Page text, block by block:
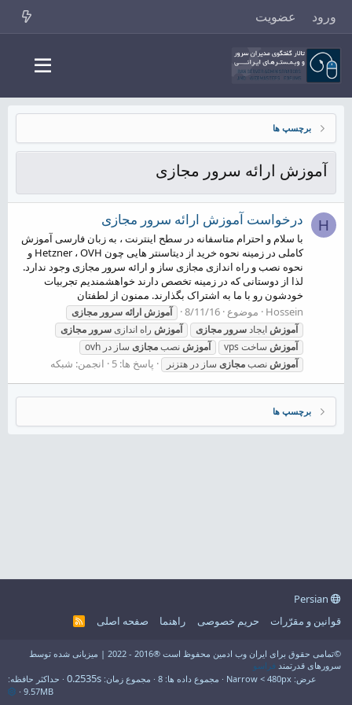
ورود عضویت
برچسپ ها
آموزش ارائه سرور مجازی
H درخواست آموزش ارائه سرور مجازی
با سلام و احترام متاسفانه در سطح اینترنت ، به زبان فارسی آموزش
کاملی در زمینه نحوه خرید از دیتاسنتر هایی چون Hetzner ، OVH و
نحوه نصب و راه اندازی مجازی ساز و ارائه سرور مجازی وجود ندارد.
لذا از دوستانی که در زمینه تخصص دارند خواهشمندیم تجربیات
خودشون رو با ما به اشتراک بگذارند. ممنون از لطفتان
Hossein
موضوع 8/11/16 آموزشارائه سرور مجازی
آموزشایجادسرور مجازی آموزش راه اندازیسرور مجازی
آموزش ساخت vps آموزشنصبمجازی ساز در ovh
آموزشنصبمجازی ساز در هتزنر پاسخ ها: 5 انجمن: شبکه
برچسپ ها
قوانین و مقرّرات
حریم خصوصی راهنما صفحه اصلی
R
©تمامی حقوق برای ایران وب ادمین محفوظ است ®2016 - 2022 | میزبانی شده توسط
سرورهای قدرتمند فراسو
عرض
مجموع داده ها 8 مجموع زمان 0.2535s
حداکثر حافظه
9.57MB